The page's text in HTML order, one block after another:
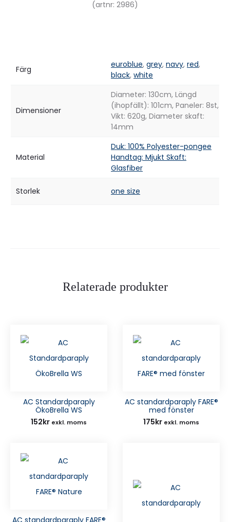
(artnr: 2986)
Färg euroblue, grey, navy, red,
black, white
Dimensioner
Diameter: 130cm, Längd
(ihopfällt): 101cm, Paneler: 8st,
Vikt: 620g, Diameter skaft:
14mm
Material
Duk: 100% Polyester-pongee
Handtag: Mjukt Skaft:
Glasfiber
Storlek one size
Relaterade produkter
AC Standardparaply
ÖkoBrella WS
152kr exkl. moms
AC standardparaply FARE®
med fönster
175kr exkl. moms
AC standardparaply FARE®